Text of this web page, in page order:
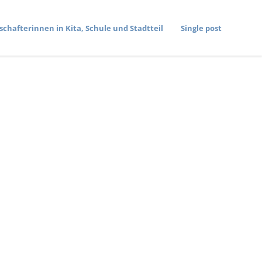
in Kita, Schule und Stadtteil Single post